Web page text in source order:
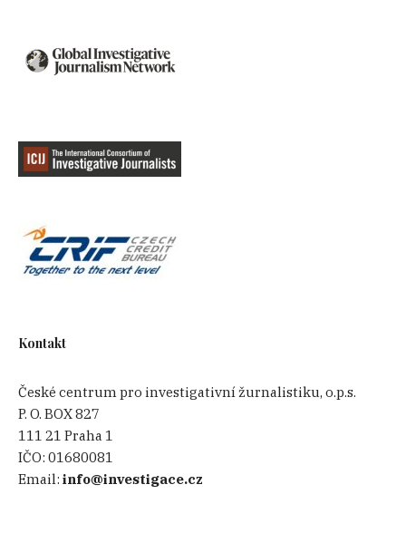
Kontakt
České centrum pro investigativní žurnalistiku, o.p.s.
P. O. BOX 827
111 21 Praha 1
IČO:01680081
Email:info@investigace.cz